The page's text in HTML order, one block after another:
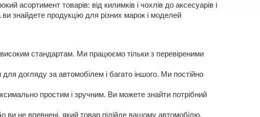
асортимент товарів: від килимків і чохлів до аксесуарів і
ви знайдете продукцію для різних марок і моделей
стандартам. Ми працюємо тільки з перевіреними
догляду за автомобілем і багато іншого. Ми постійно
простим і зручним. Ви можете знайти потрібний
не впевнені, який товар підійде вашому автомобілю,